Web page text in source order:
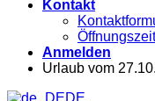
Kontakt
Anmelden
Urlaub vom
DE